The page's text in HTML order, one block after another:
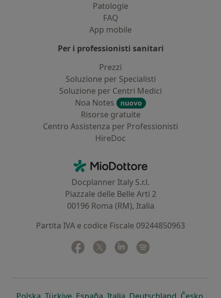
Patologie
FAQ
App mobile
Per i professionisti sanitari
Prezzi
Soluzione per Specialisti
Soluzione per Centri Medici
Noa Notes
nuovo
Risorse gratuite
Centro Assistenza per Professionisti
HireDoc
MioDottore - Homepage
Docplanner Italy S.r.l.
Piazzale delle Belle Arti 2
00196 Roma (RM), Italia
Partita IVA e codice Fiscale 09244850963
Facebook
si apre in una nuova scheda
Twitter
si apre in una nuova scheda
Linkedin
si apre in una nuova
si apre in una nuova scheda
si apre in una nuova scheda
si apre in una nuova scheda
si apre in una nuova
si apre in
si